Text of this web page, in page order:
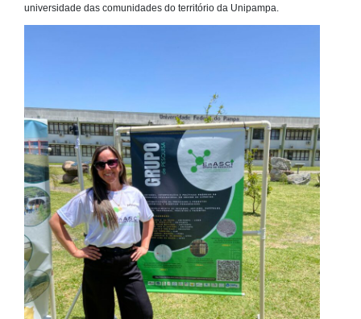
universidade das comunidades do território da Unipampa.